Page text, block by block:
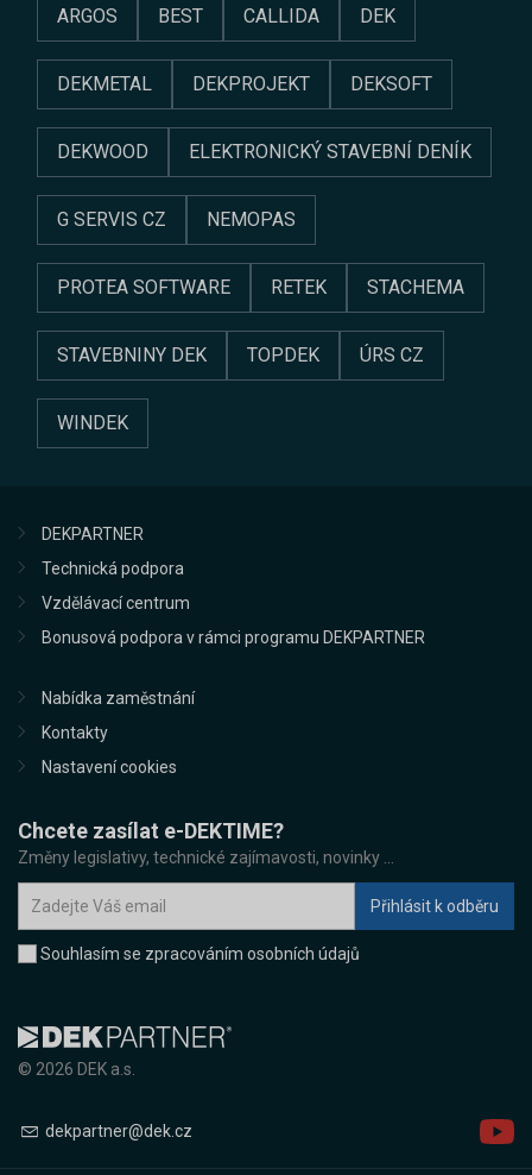
ARGOS BEST CALLIDA DEK
DEKMETAL DEKPROJEKT DEKSOFT
DEKWOOD ELEKTRONICKÝ STAVEBNÍ DENÍK
G SERVIS CZ NEMOPAS
PROTEA SOFTWARE RETEK STACHEMA
STAVEBNINY DEK TOPDEK ÚRS CZ
WINDEK
© 2026 DEK a.s.
dekpartner@dek.cz
DEKPARTNER
Technická podpora
Vzdělávací centrum
Bonusová podpora v rámci programu DEKPARTNER
Nabídka zaměstnání
Kontakty
Nastavení cookies
Chcete zasílat e-DEKTIME?
Změny legislativy, technické zajímavosti, novinky ...
Souhlasím se zpracováním osobních údajů